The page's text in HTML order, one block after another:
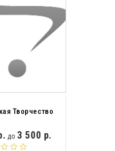
Творчество
до3 500 р.